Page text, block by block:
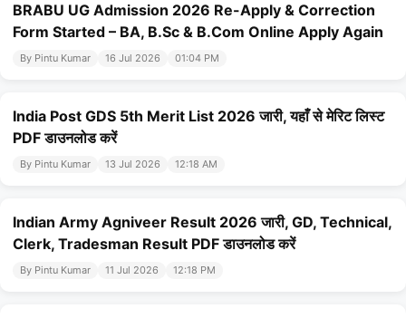
BRABU UG Admission 2026 Re-Apply & Correction
Form Started – BA, B.Sc & B.Com Online Apply Again
By Pintu Kumar 16 Jul 2026 01:04 PM
India Post GDS 5th Merit List 2026 जारी, यहाँ से मेरिट लिस्ट
PDF डाउनलोड करें
By Pintu Kumar 13 Jul 2026 12:18 AM
Indian Army Agniveer Result 2026 जारी, GD, Technical,
Clerk, Tradesman Result PDF डाउनलोड करें
By Pintu Kumar 11 Jul 2026 12:18 PM